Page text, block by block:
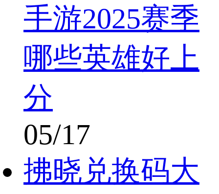
手游2025赛季
哪些英雄好上
分
05/17
拂晓兑换码大